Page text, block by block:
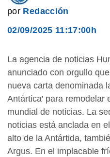
por Redacción
02/09/2025 11:17:00h
La agencia de noticias
anunciado con orgullo
nueva carta denominada
Antártica' para remodelar
mundial de noticias. La
noticias está anclada en
alto de la Antártida,
Argus. En el implacable